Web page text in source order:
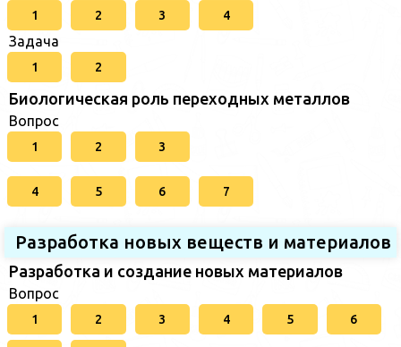
1 2 3 4
Задача
1 2
Биологическая роль переходных металлов
Вопрос
1 2 3
4 5 6 7
Разработка новых веществ и материалов
Разработка и создание новых материалов
Вопрос
1 2 3 4 5 6